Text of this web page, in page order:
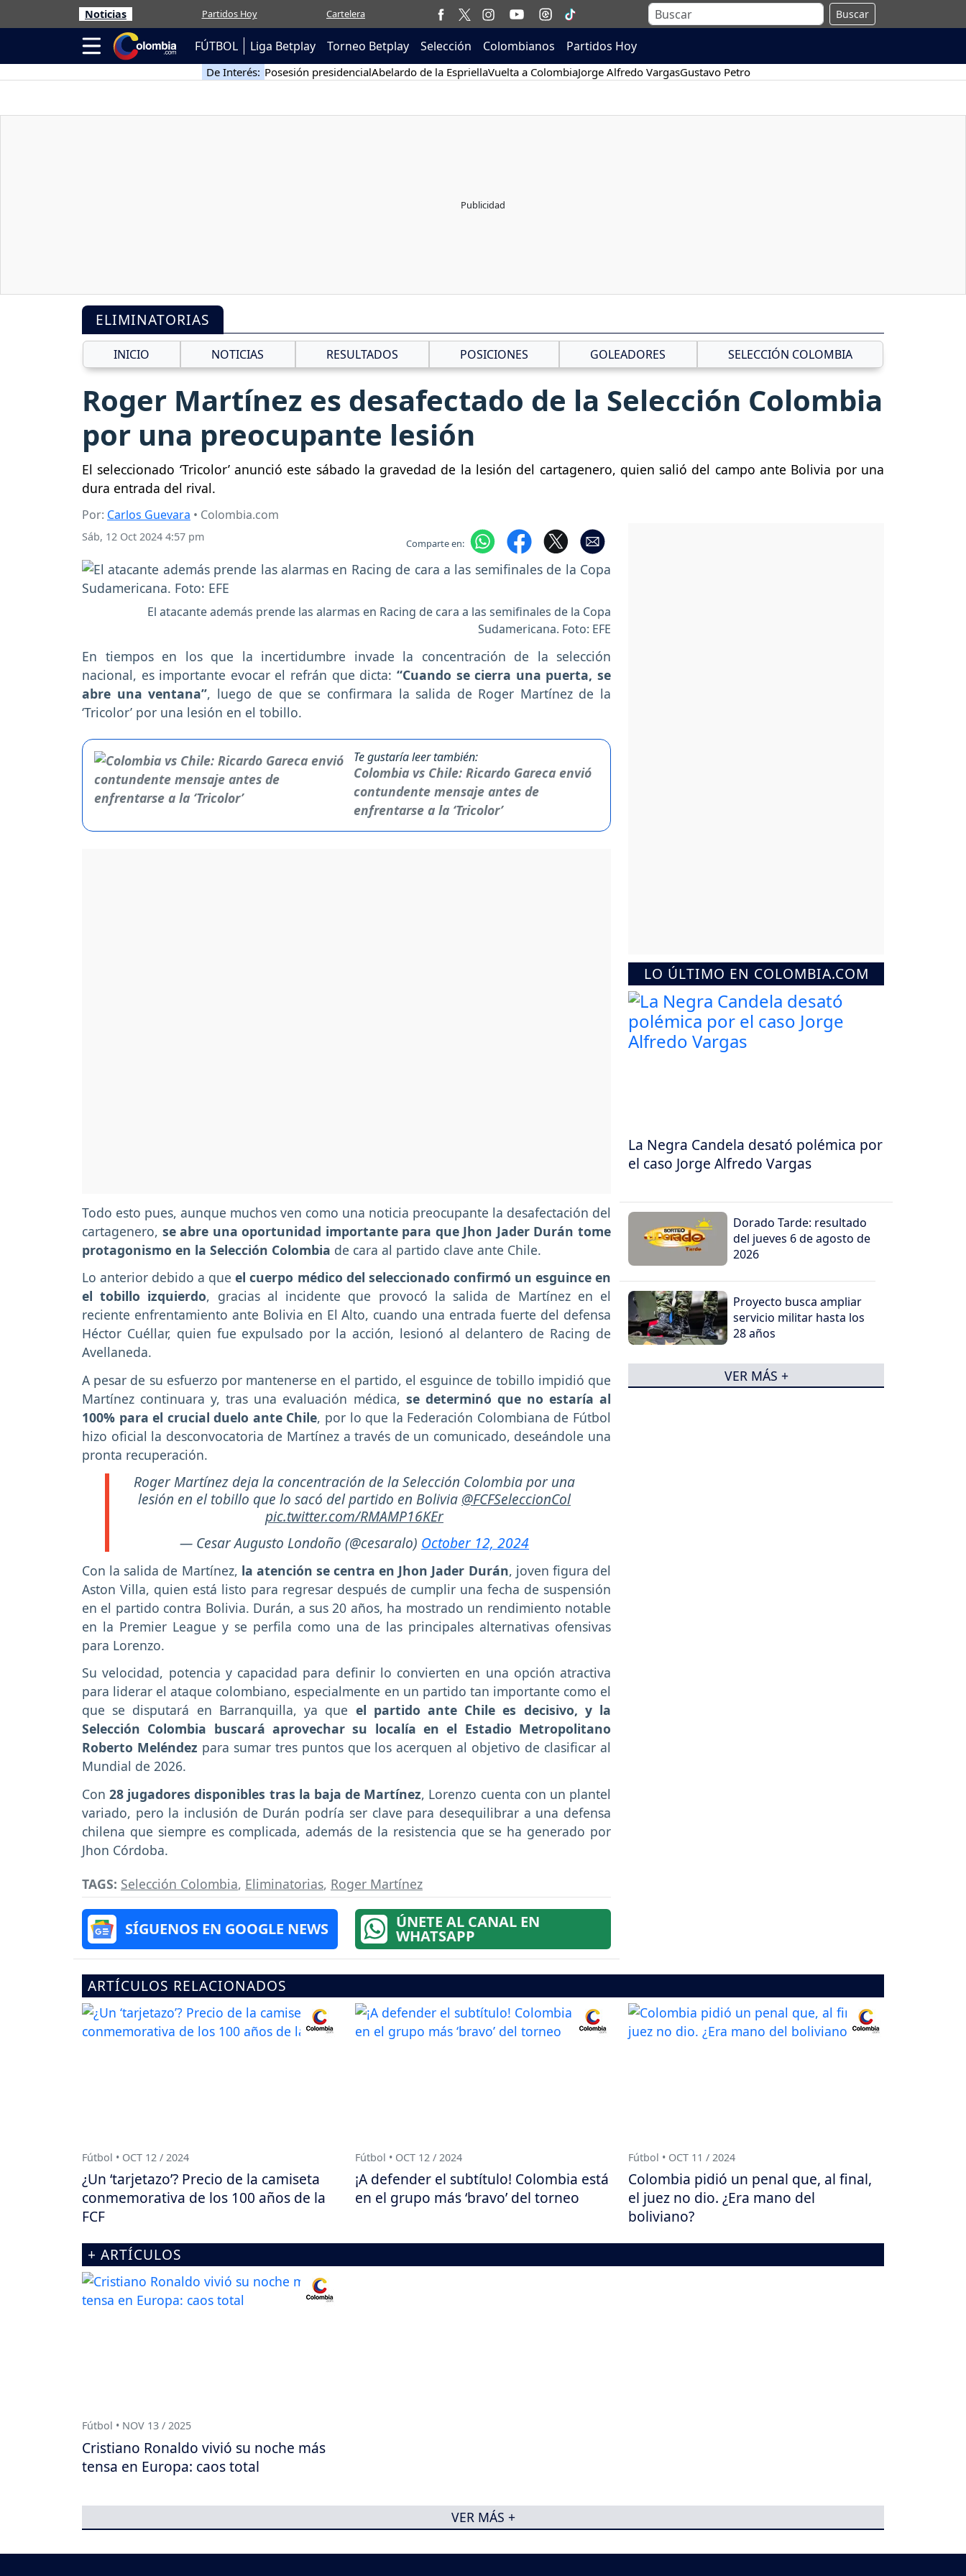
Noticias Partidos Hoy Cartelera Buscar
FÚTBOL Liga Betplay Torneo Betplay Selección Colombianos Partidos Hoy
De Interés: Posesión presidencialAbelardo de la EspriellaVuelta a ColombiaJorge Alfredo VargasGustavo Petro
ELIMINATORIAS
INICIO NOTICIAS RESULTADOS POSICIONES GOLEADORES SELECCIÓN COLOMBIA
Roger Martínez es desafectado de la Selección Colombia
por una preocupante lesión
El seleccionado ‘Tricolor’ anunció este sábado la gravedad de la lesión del cartagenero, quien salió del campo ante Bolivia por una
dura entrada del rival.
Por: Carlos Guevara • Colombia.com
Sáb, 12 Oct 2024 4:57 pm Comparte en:
El atacante además prende las alarmas en Racing de cara a las semifinales de la Copa
Sudamericana. Foto: EFE
En tiempos en los que la incertidumbre invade la concentración de la selección
nacional, es importante evocar el refrán que dicta: “Cuando se cierra una puerta, se
abre una ventana”, luego de que se confirmara la salida de Roger Martínez de la
‘Tricolor’ por una lesión en el tobillo.
Te gustaría leer también:
Colombia vs Chile: Ricardo Gareca envió
contundente mensaje antes de
enfrentarse a la ‘Tricolor’
Todo esto pues, aunque muchos ven como una noticia preocupante la desafectación del
cartagenero, se abre una oportunidad importante para que Jhon Jader Durán tome
protagonismo en la Selección Colombia de cara al partido clave ante Chile.
Lo anterior debido a queel cuerpo médico del seleccionado confirmó un esguince en
el tobillo izquierdo, gracias al incidente que provocó la salida de Martínez en el
reciente enfrentamiento ante Bolivia en El Alto, cuando una entrada fuerte del defensa
Héctor Cuéllar, quien fue expulsado por la acción, lesionó al delantero de Racing de
Avellaneda.
A pesar de su esfuerzo por mantenerse en el partido, el esguince de tobillo impidió que
Martínez continuara y, tras una evaluación médica, se determinó que no estaría al
100% para el crucial duelo ante Chile, por lo que la Federación Colombiana de Fútbol
hizo oficial la desconvocatoria de Martínez a través de un comunicado, deseándole una
pronta recuperación.
Roger Martínez deja la concentración de la Selección Colombia por una
lesión en el tobillo que lo sacó del partido en Bolivia @FCFSeleccionCol
pic.twitter.com/RMAMP16KEr
— Cesar Augusto Londoño (@cesaralo) October 12, 2024
Con la salida de Martínez, la atención se centra en Jhon Jader Durán, joven figura del
Aston Villa, quien está listo para regresar después de cumplir una fecha de suspensión
en el partido contra Bolivia. Durán, a sus 20 años, ha mostrado un rendimiento notable
en la Premier League y se perfila como una de las principales alternativas ofensivas
para Lorenzo.
Su velocidad, potencia y capacidad para definir lo convierten en una opción atractiva
para liderar el ataque colombiano, especialmente en un partido tan importante como el
que se disputará en Barranquilla, ya que el partido ante Chile es decisivo, y la
Selección Colombia buscará aprovechar su localía en el Estadio Metropolitano
Roberto Meléndez para sumar tres puntos que los acerquen al objetivo de clasificar al
Mundial de 2026.
Con28 jugadores disponibles tras la baja de Martínez, Lorenzo cuenta con un plantel
variado, pero la inclusión de Durán podría ser clave para desequilibrar a una defensa
chilena que siempre es complicada, además de la resistencia que se ha generado por
Jhon Córdoba.
TAGS: Selección Colombia, Eliminatorias, Roger Martínez
SÍGUENOS EN GOOGLE NEWS ÚNETE AL CANAL EN
WHATSAPP
LO ÚLTIMO EN COLOMBIA.COM
La Negra Candela desató polémica por
el caso Jorge Alfredo Vargas
Dorado Tarde: resultado
del jueves 6 de agosto de
2026
Proyecto busca ampliar
servicio militar hasta los
28 años
VER MÁS +
ARTÍCULOS RELACIONADOS
Fútbol • OCT 12 / 2024
¿Un ‘tarjetazo’? Precio de la camiseta
conmemorativa de los 100 años de la
FCF
Fútbol • OCT 12 / 2024
¡A defender el subtítulo! Colombia está
en el grupo más ‘bravo’ del torneo
Fútbol • OCT 11 / 2024
Colombia pidió un penal que, al final,
el juez no dio. ¿Era mano del
boliviano?
+ ARTÍCULOS
Fútbol • NOV 13 / 2025
Cristiano Ronaldo vivió su noche más
tensa en Europa: caos total
VER MÁS +